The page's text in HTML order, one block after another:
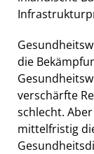
die
verschärfte
schlecht.
mittelfristig